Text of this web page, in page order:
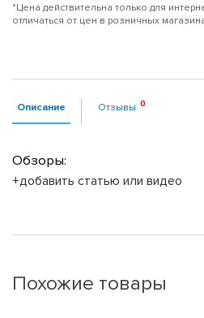
*Цена действительна только для
отличаться от цен в розничных
Описание Отзывы
Обзоры:
+добавить статью или видео
Похожие товары